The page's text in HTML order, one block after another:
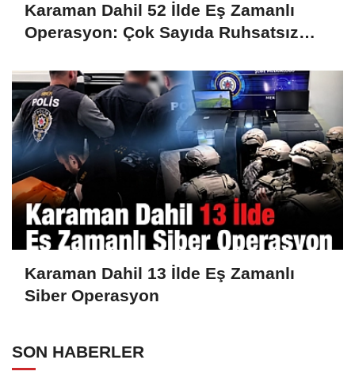
Karaman Dahil 52 İlde Eş Zamanlı
Operasyon: Çok Sayıda Ruhsatsız
Karaman Dahil 13 İlde Eş Zamanlı
Siber Operasyon
SON HABERLER